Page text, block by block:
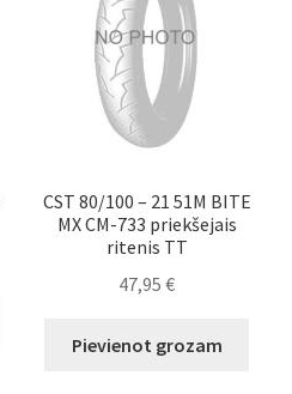
CST 80/100 – 21 51M BITE
MX CM-733 priekšejais
ritenis TT
47,95€
Pievienot grozam